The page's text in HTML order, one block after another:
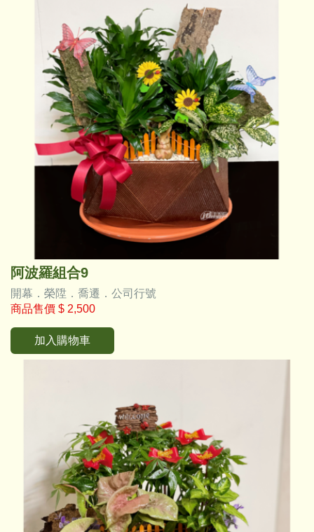
阿波羅組合9
開幕．榮陞．喬遷．公司行號
商品售價 $ 2,500
加入購物車